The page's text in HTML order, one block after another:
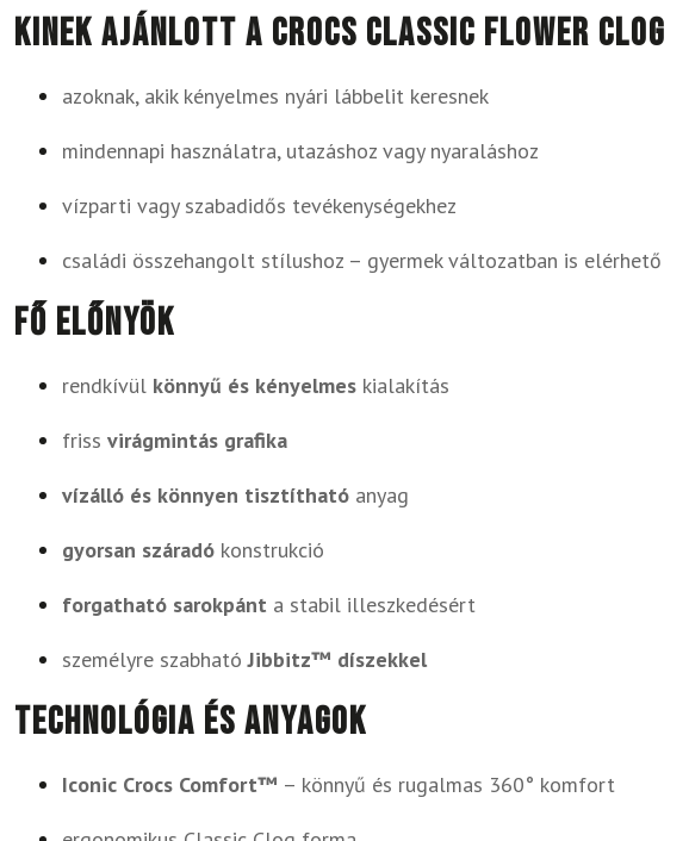
Kinek ajánlott a CROCS Classic Flower Clog
azoknak, akik kényelmes nyári lábbelit keresnek
mindennapi használatra, utazáshoz vagy nyaraláshoz
vízparti vagy szabadidős tevékenységekhez
családi összehangolt stílushoz – gyermek változatban is elérhető
Fő előnyök
rendkívül könnyű és kényelmes kialakítás
friss virágmintás grafika
vízálló és könnyen tisztítható anyag
gyorsan száradó konstrukció
forgatható sarokpánt a stabil illeszkedésért
személyre szabhatóJibbitz™ díszekkel
Technológia és anyagok
Iconic Crocs Comfort™ – könnyű és rugalmas 360° komfort